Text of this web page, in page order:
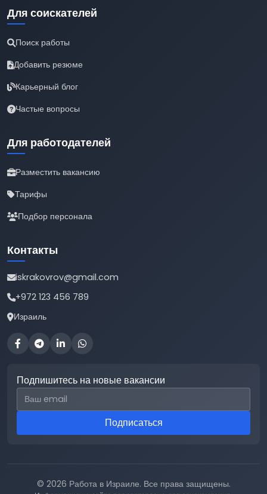
Для соискателей
Поиск работы
Добавить резюме
Карьерный блог
Частые вопросы
Для работодателей
Разместить вакансию
Тарифы
Подбор персонала
Контакты
iskrakovrov@gmail.com
+972 123 456 789
Израиль
Подпишитесь на новые вакансии
Email для подписки
Подписаться
© 2026 Работа в Израиле. Все права защищены.